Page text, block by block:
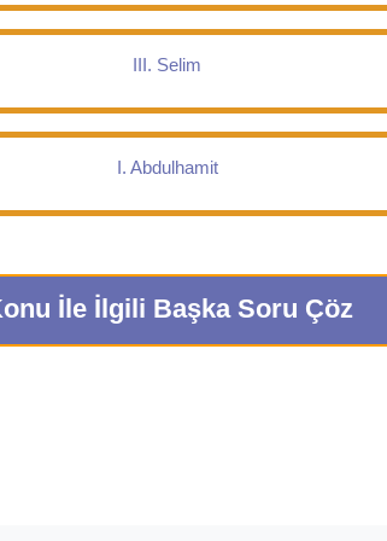
III. Selim
I. Abdulhamit
İle İlgili Başka Soru Çöz